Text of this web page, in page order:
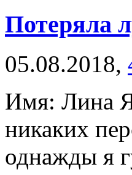
Потеряла
05.08.2018,
Имя: Лина Я
никаких
однажды я